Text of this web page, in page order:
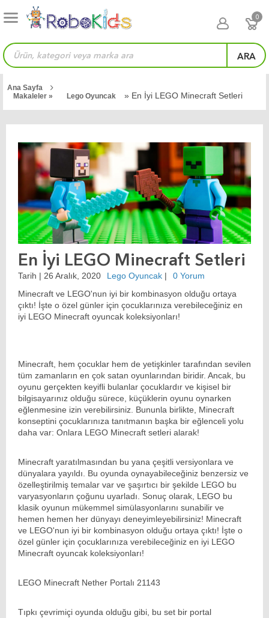
ARA
0
Ana Sayfa
Makaleler »
Lego Oyuncak » En İyi LEGO Minecraft Setleri
En İyi LEGO Minecraft Setleri
Tarih | 26 Aralık, 2020 Lego Oyuncak |
0 Yorum
Minecraft ve LEGO'nun iyi bir kombinasyon olduğu ortaya
çıktı! İşte o özel günler için çocuklarınıza verebileceğiniz en
iyi LEGO Minecraft oyuncak koleksiyonları!
Minecraft, hem çocuklar hem de yetişkinler tarafından sevilen
tüm zamanların en çok satan oyunlarından biridir. Ancak, bu
oyunu gerçekten keyifli bulanlar çocuklardır ve kişisel bir
bilgisayarınız olduğu sürece, küçüklerin oyunu oynarken
eğlenmesine izin verebilirsiniz. Bununla birlikte, Minecraft
konseptini çocuklarınıza tanıtmanın başka bir eğlenceli yolu
daha var: Onlara LEGO Minecraft setleri alarak!
Minecraft yaratılmasından bu yana çeşitli versiyonlara ve
dünyalara yayıldı. Bu oyunda oynayabileceğiniz benzersiz ve
özelleştirilmiş temalar var ve şaşırtıcı bir şekilde LEGO bu
varyasyonların çoğunu uyarladı. Sonuç olarak, LEGO bu
klasik oyunun mükemmel simülasyonlarını sunabilir ve
hemen hemen her dünyayı deneyimleyebilirsiniz! Minecraft
ve LEGO'nun iyi bir kombinasyon olduğu ortaya çıktı! İşte o
özel günler için çocuklarınıza verebileceğiniz en iyi LEGO
Minecraft oyuncak koleksiyonları!
LEGO Minecraft Nether Portalı 21143
Tıpkı çevrimiçi oyunda olduğu gibi, bu set bir portal